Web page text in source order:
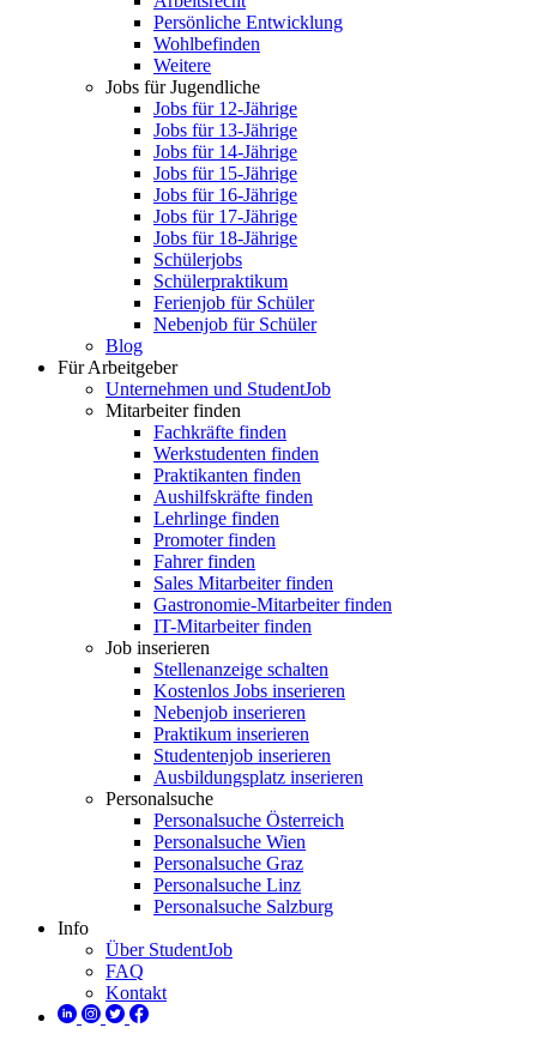
Persönliche Entwicklung
Wohlbefinden
Weitere
Jobs für Jugendliche
Jobs für 12-Jährige
Jobs für 13-Jährige
Jobs für 14-Jährige
Jobs für 15-Jährige
Jobs für 16-Jährige
Jobs für 17-Jährige
Jobs für 18-Jährige
Schülerjobs
Schülerpraktikum
Ferienjob für Schüler
Nebenjob für Schüler
Blog
Für Arbeitgeber
Unternehmen und StudentJob
Mitarbeiter finden
Fachkräfte finden
Werkstudenten finden
Praktikanten finden
Aushilfskräfte finden
Lehrlinge finden
Promoter finden
Fahrer finden
Sales Mitarbeiter finden
Gastronomie-Mitarbeiter finden
IT-Mitarbeiter finden
Job inserieren
Stellenanzeige schalten
Kostenlos Jobs inserieren
Nebenjob inserieren
Praktikum inserieren
Studentenjob inserieren
Ausbildungsplatz inserieren
Personalsuche
Personalsuche Österreich
Personalsuche Wien
Personalsuche Graz
Personalsuche Linz
Personalsuche Salzburg
Info
Über StudentJob
FAQ
Kontakt